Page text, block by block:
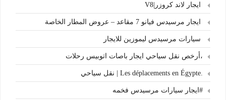
ايجار لاند كروزر|V8
ايجار مرسيدس فيانو 7 مقاعد – عروض المطار الخاصة
سيارات مرسيدس ليموزين للايجار
،أرخص نقل سياحي ايجار باصات اتوبيس رحلات
#ايجار سيارات مرسيدس فخمه